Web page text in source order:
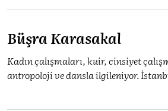
Büşra Karasakal
Kadın çalışmaları, kuir, cinsiyet
antropoloji ve dansla ilgileniyor.